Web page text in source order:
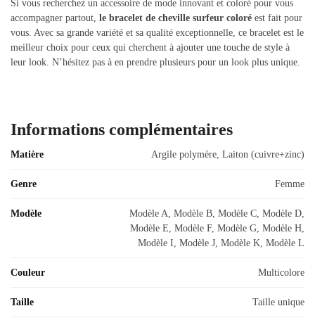
Si vous recherchez un accessoire de mode innovant et coloré pour vous
accompagner partout, le bracelet de cheville surfeur coloré est fait pour
vous. Avec sa grande variété et sa qualité exceptionnelle, ce bracelet est le
meilleur choix pour ceux qui cherchent à ajouter une touche de style à
leur look. N’hésitez pas à en prendre plusieurs pour un look plus unique.
Informations complémentaires
Matière Argile polymère, Laiton (cuivre+zinc)
Genre Femme
Modèle
Modèle A, Modèle B, Modèle C, Modèle D,
Modèle E, Modèle F, Modèle G, Modèle H,
Modèle I, Modèle J, Modèle K, Modèle L
Couleur Multicolore
Taille Taille unique